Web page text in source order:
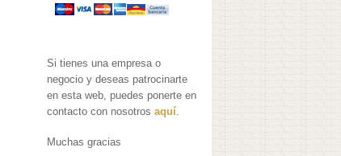
Si tienes una empresa o
negocio y deseas patrocinarte
en esta web, puedes ponerte en
contacto con nosotrosaquí.
Muchas gracias